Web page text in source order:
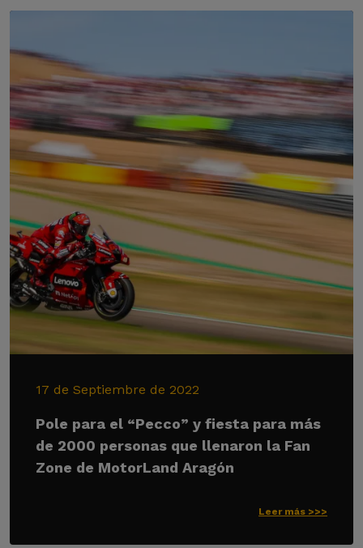
17 de Septiembre de 2022
Pole para el “Pecco” y fiesta para más
de 2000 personas que llenaron la Fan
Zone de MotorLand Aragón
Leer más >>>